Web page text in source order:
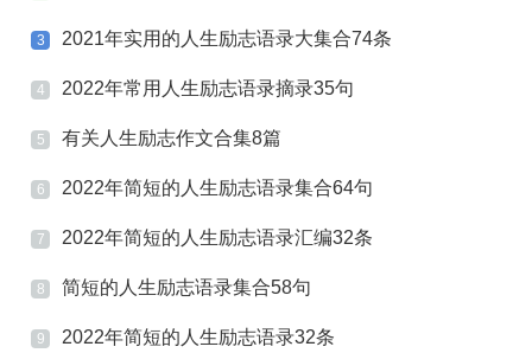
3 2021年实用的人生励志语录大集合74条
4 2022年常用人生励志语录摘录35句
5 有关人生励志作文合集8篇
6 2022年简短的人生励志语录集合64句
7 2022年简短的人生励志语录汇编32条
8 简短的人生励志语录集合58句
9 2022年简短的人生励志语录32条